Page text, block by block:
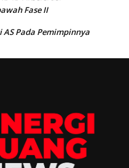
Fase II
AS Pada Pemimpinnya